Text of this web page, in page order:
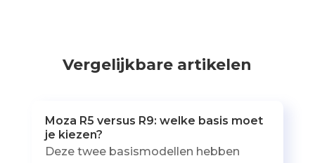
Vergelijkbare artikelen
Moza R5 versus R9: welke basis moet
je kiezen?
Deze twee basismodellen hebben